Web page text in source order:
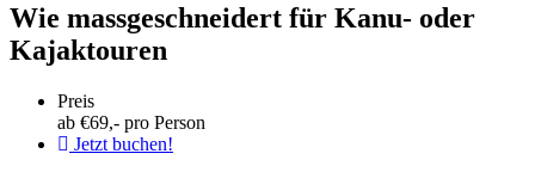
Wie massgeschneidert für Kanu- oder
Kajaktouren
Preis
ab €69,- pro Person
Jetzt buchen!